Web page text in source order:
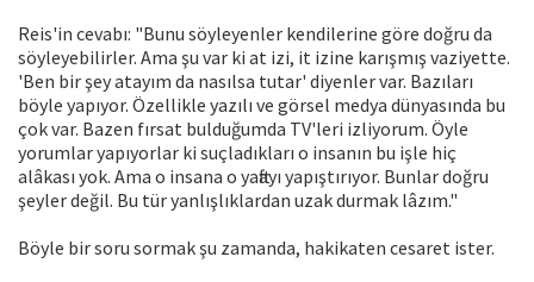
Reis'in cevabı: "Bunu söyleyenler kendilerine göre doğru da
söyleyebilirler. Ama şu var ki at izi, it izine karışmış vaziyette.
'Ben bir şey atayım da nasılsa tutar' diyenler var. Bazıları
böyle yapıyor. Özellikle yazılı ve görsel medya dünyasında bu
çok var. Bazen fırsat bulduğumda TV'leri izliyorum. Öyle
yorumlar yapıyorlar ki suçladıkları o insanın bu işle hiç
alâkası yok. Ama o insana o yaftayı yapıştırıyor. Bunlar doğru
şeyler değil. Bu tür yanlışlıklardan uzak durmak lâzım."
Böyle bir soru sormak şu zamanda, hakikaten cesaret ister.